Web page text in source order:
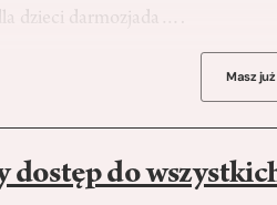
dzieci darmozjada….
Masz
do